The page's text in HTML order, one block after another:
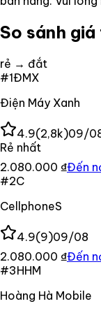
So sánh
rẻ → đắt
#1ĐMX
Điện Máy Xanh
4.9(2,8k)09/
Rẻ nhất
2.080.000 ₫Đến
#2C
CellphoneS
4.9(9)09/08
2.080.000 ₫Đến
#3HHM
Hoàng Hà Mobile